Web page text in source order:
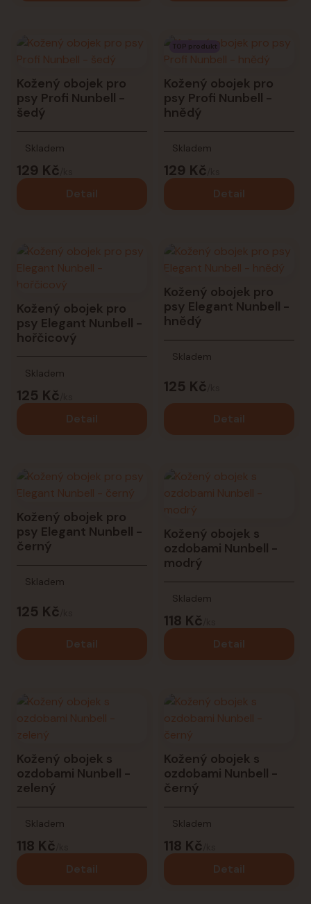
Kožený obojek pro
psy Profi Nunbell -
šedý
129 Kč
Skladem
Detail
TOP produkt
Kožený obojek pro
psy Profi Nunbell -
hnědý
129 Kč
Skladem
Detail
Kožený obojek pro
psy Elegant Nunbell -
hořčicový
125 Kč
Skladem
Detail
Kožený obojek pro
psy Elegant Nunbell -
hnědý
125 Kč
Skladem
Detail
Kožený obojek pro
psy Elegant Nunbell -
černý
125 Kč
Skladem
Detail
Kožený obojek s
ozdobami Nunbell -
modrý
118 Kč
Skladem
Detail
Kožený obojek s
ozdobami Nunbell -
zelený
118 Kč
Skladem
Detail
Kožený obojek s
ozdobami Nunbell -
černý
118 Kč
Skladem
Detail